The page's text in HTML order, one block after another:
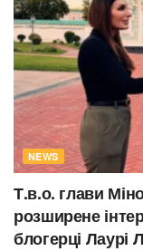
NEWS
Т.в.о. глави
розширене
блогерці Лаурі